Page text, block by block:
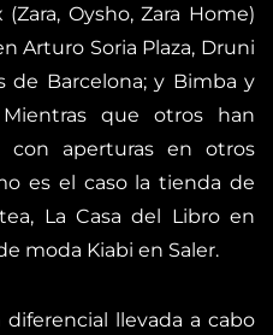
Oysho, Zara Home)
Arturo Soria Plaza, Druni
de Barcelona; y Bimba y
que otros han
con aperturas en otros
es el caso la tienda de
La Casa del Libro en
moda Kiabi en Saler.
llevada a cabo